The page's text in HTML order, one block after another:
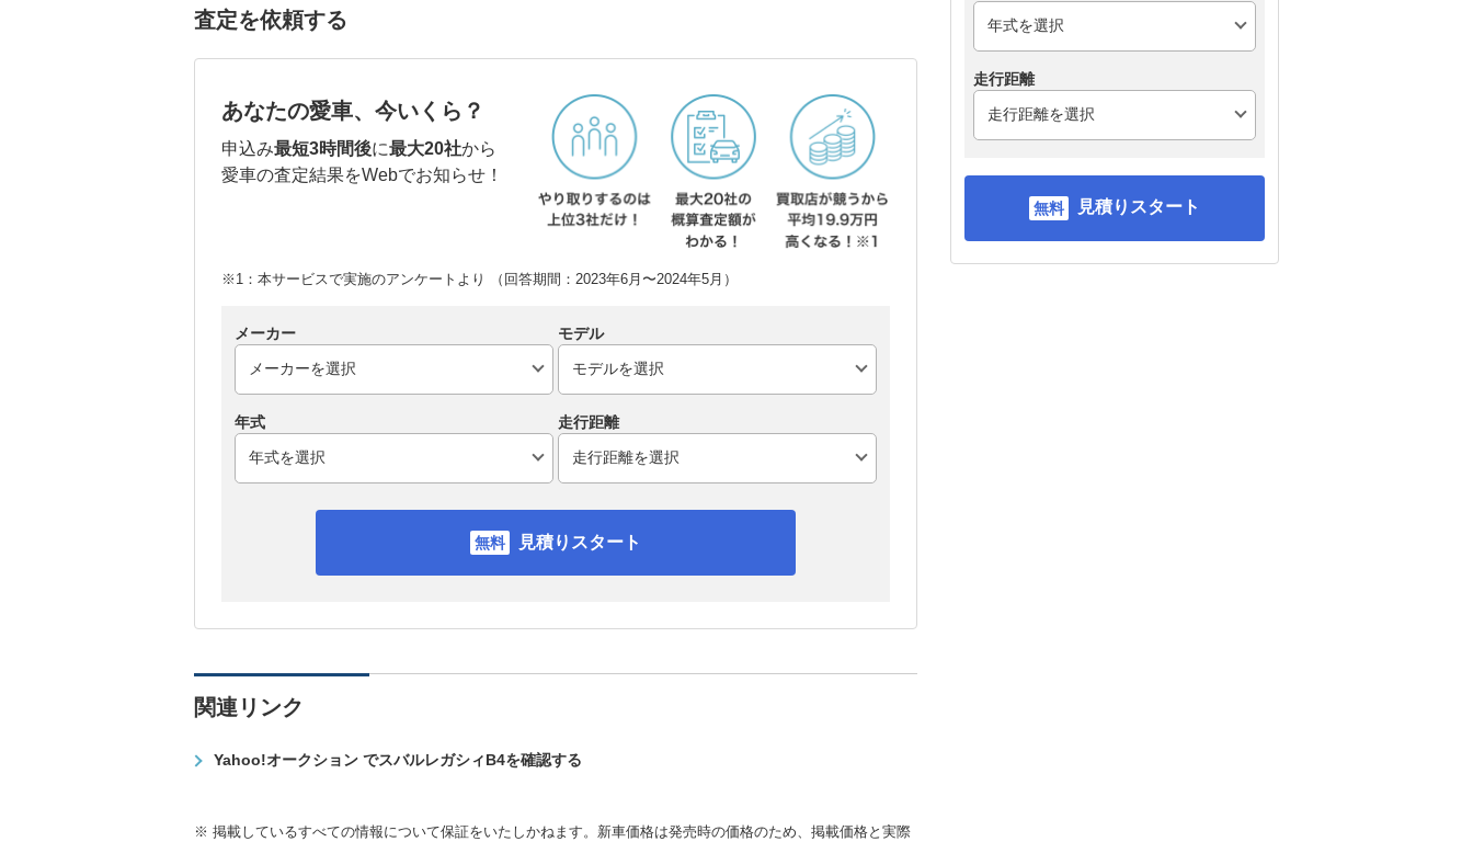
査定を依頼する
あなたの愛車、今いくら？
申込み最短3時間後に最大20社から
愛車の査定結果をWebでお知らせ！
※1：本サービスで実施のアンケートより （回答期間：2023年6月〜2024年5月）
メーカー モデル
年式 走行距離
見積りスタート
関連リンク
Yahoo!オークション でスバルレガシィB4を確認する
※ 掲載しているすべての情報について保証をいたしかねます。新車価格は発売時の価格のため、掲載価格と実際
走行距離
見積りスタート